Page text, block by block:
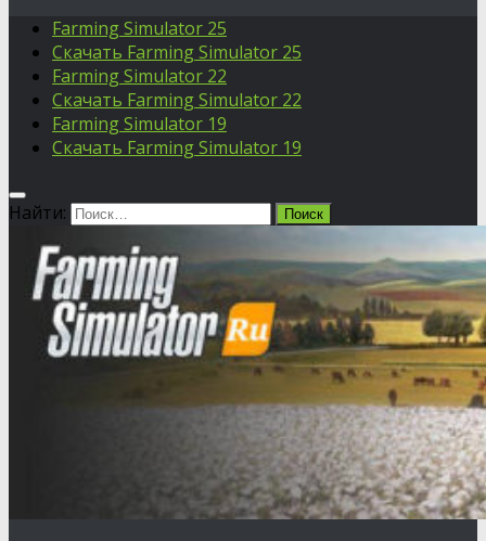
Farming Simulator 25
Скачать Farming Simulator 25
Farming Simulator 22
Скачать Farming Simulator 22
Farming Simulator 19
Скачать Farming Simulator 19
Найти: